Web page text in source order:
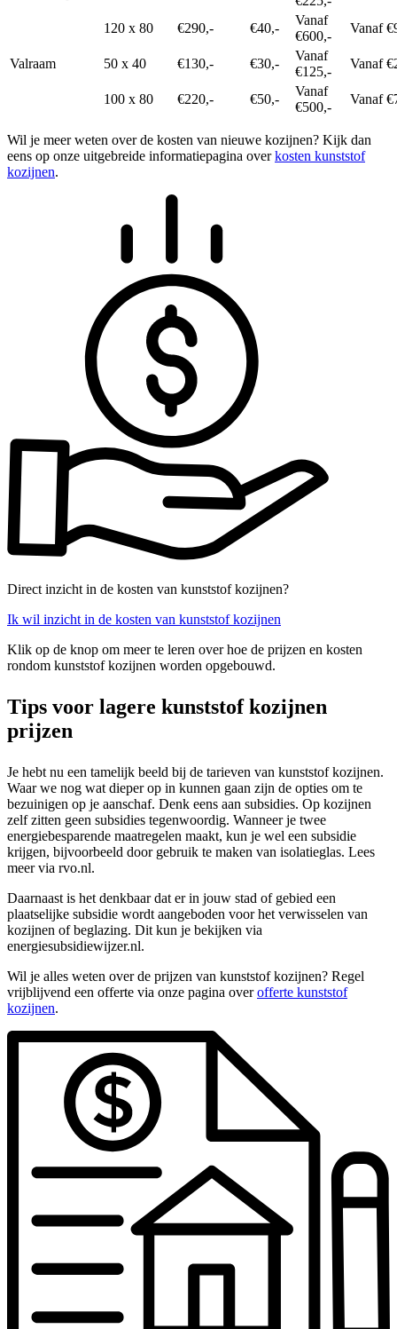
120 x 80 €290,- €40,-
Vanaf
€600,-
Vanaf
Valraam 50 x 40 €130,- €30,-
Vanaf
€125,-
Vanaf
100 x 80 €220,- €50,-
Vanaf
€500,-
Vanaf
Wil je meer weten over de kosten van nieuwe kozijnen? Kijk dan
eens op onze uitgebreide informatiepagina overkosten kunststof
kozijnen.
Direct inzicht in de kosten van kunststof kozijnen?
Ik wil inzicht in de kosten van kunststof kozijnen
Klik op de knop om meer te leren over hoe de prijzen en kosten
rondom kunststof kozijnen worden opgebouwd.
Tips voor lagere kunststof kozijnen
prijzen
Je hebt nu een tamelijk beeld bij de tarieven van kunststof kozijnen.
Waar we nog wat dieper op in kunnen gaan zijn de opties om te
bezuinigen op je aanschaf. Denk eens aan subsidies. Op kozijnen
zelf zitten geen subsidies tegenwoordig. Wanneer je twee
energiebesparende maatregelen maakt, kun je wel een subsidie
krijgen, bijvoorbeeld door gebruik te maken van isolatieglas. Lees
meer via rvo.nl.
Daarnaast is het denkbaar dat er in jouw stad of gebied een
plaatselijke subsidie wordt aangeboden voor het verwisselen van
kozijnen of beglazing. Dit kun je bekijken via
energiesubsidiewijzer.nl.
Wil je alles weten over de prijzen van kunststof kozijnen? Regel
vrijblijvend een offerte via onze pagina overofferte kunststof
kozijnen.